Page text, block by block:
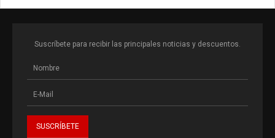
Suscríbete para recibir las principales noticias y descuentos.